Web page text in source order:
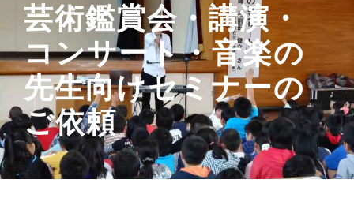
芸術鑑賞会・講演・
コンサート・音楽の
先生向けセミナーの
ご依頼